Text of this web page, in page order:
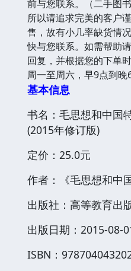
前与您联系。（二手图
所以请追求完美的客户
售，故有小几率缺货情
快与您联系。如需帮助
回复，并根据您的下单
周一至周六，早9点到晚6
基本信息
书名：毛思想和中国
(2015年修订版)
定价：25.0元
作者：《毛思想和中
出版社：高等教育出
出版日期：2015-08-
ISBN：